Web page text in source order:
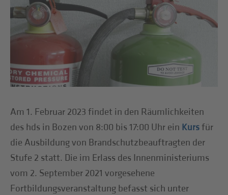
Am 1. Februar 2023 findet in den Räumlichkeiten
des hds in Bozen von 8:00 bis 17:00 Uhr ein Kursfür
die Ausbildung von Brandschutzbeauftragten der
Stufe 2 statt. Die im Erlass des Innenministeriums
vom 2. September 2021 vorgesehene
Fortbildungsveranstaltung befasst sich unter